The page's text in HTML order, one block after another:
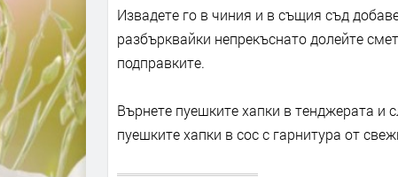
Извадете го в чиния и в същия съд
разбърквайки непрекъснато долейте
подправките.
Върнете пуешките хапки в тенджерата и
пуешките хапки в сос с гарнитура от